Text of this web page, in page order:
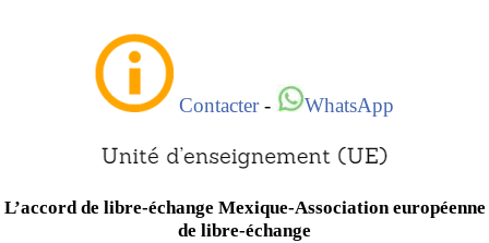
Contacter- WhatsApp
L’accord de libre-échange Mexique-Association européenne
de libre-échange